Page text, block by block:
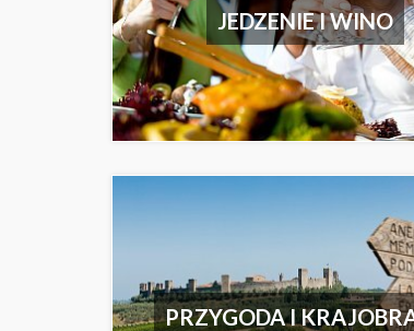
JEDZENIE I WINO
PRZYGODA I